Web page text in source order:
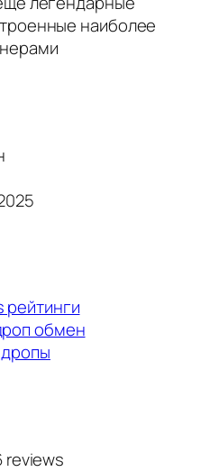
наиболее
рейтинги
обмен
дропы
reviews